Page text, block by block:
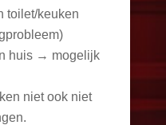
toilet/keuken
huis → mogelijk
niet ook niet